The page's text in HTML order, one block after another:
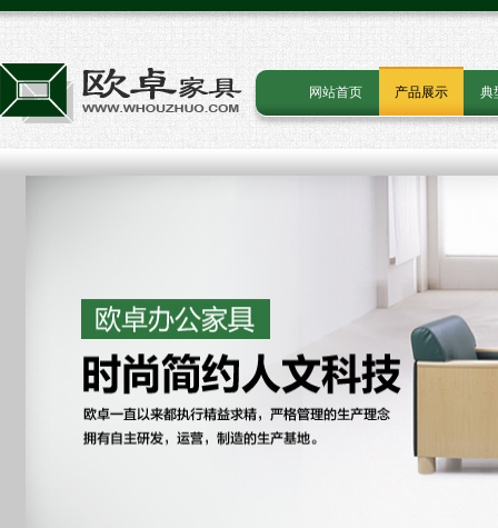
网站首页 产品展示 典